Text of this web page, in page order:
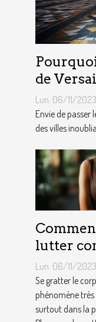
de
Lun. 06/11/
Envie de passer
des villes
lutter
Lun. 06/11/
Se gratter le
phénomène
surtout dans la